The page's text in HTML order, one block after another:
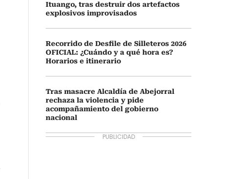
Ituango, tras destruir dos artefactos
explosivos improvisados
Recorrido de Desfile de Silleteros 2026
OFICIAL: ¿Cuándo y a qué hora es?
Horarios e itinerario
Tras masacre Alcaldía de Abejorral
rechaza la violencia y pide
acompañamiento del gobierno
nacional